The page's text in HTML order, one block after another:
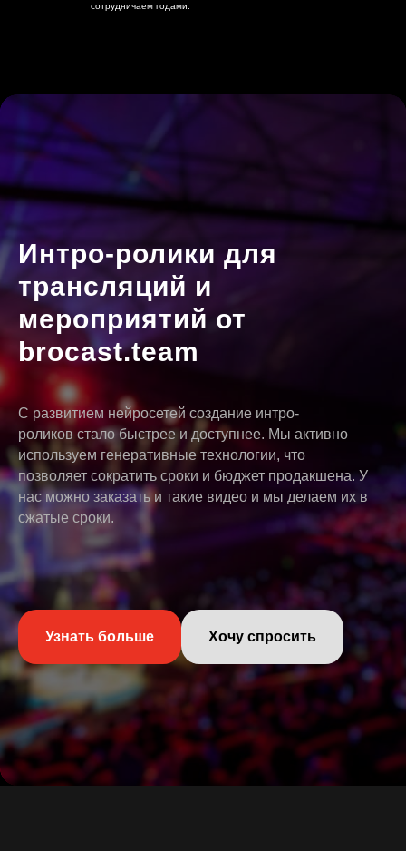
сотрудничаем годами.
Интро-ролики для
трансляций и
мероприятий от
brocast.team
С развитием нейросетей создание интро-
роликов стало быстрее и доступнее. Мы активно
используем генеративные технологии, что
позволяет сократить сроки и бюджет продакшена. У
нас можно заказать и такие видео и мы делаем их в
сжатые сроки.
Узнать больше Хочу спросить